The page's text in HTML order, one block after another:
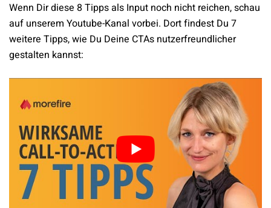
Wenn Dir diese 8 Tipps als Input noch nicht reichen, schau
auf unserem Youtube-Kanal vorbei. Dort findest Du 7
weitere Tipps, wie Du Deine CTAs nutzerfreundlicher
gestalten kannst: